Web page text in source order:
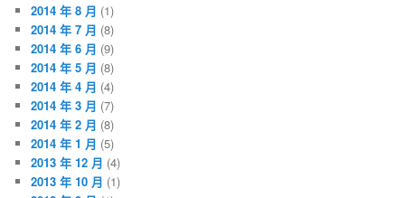
2014 年 8 月 (1)
2014 年 7 月 (8)
2014 年 6 月 (9)
2014 年 5 月 (8)
2014 年 4 月 (4)
2014 年 3 月 (7)
2014 年 2 月 (8)
2014 年 1 月 (5)
2013 年 12 月 (4)
2013 年 10 月 (1)